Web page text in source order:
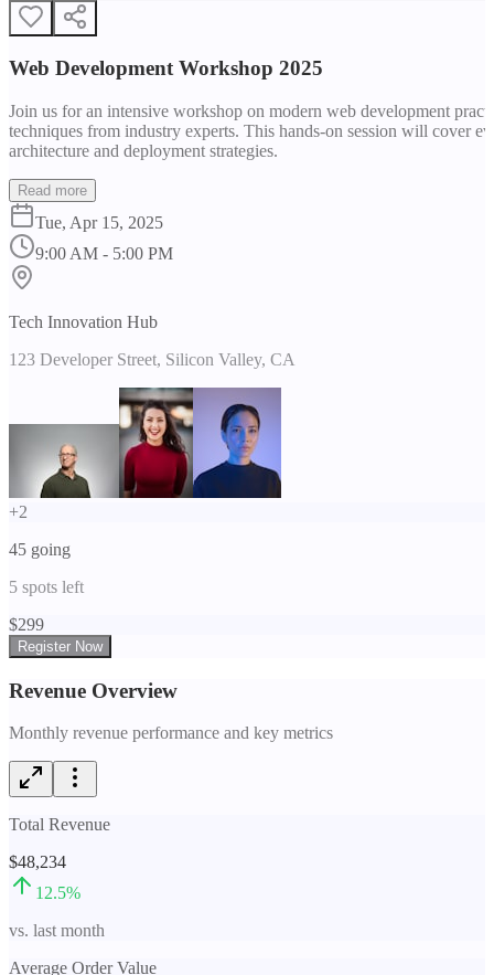
Web Development Workshop 2025
Join us for an intensive workshop on modern web development
techniques from industry experts. This hands-on session will cover
architecture and deployment strategies.
Read more
Tue, Apr 15, 2025
9:00 AM - 5:00 PM
Tech Innovation Hub
123 Developer Street, Silicon Valley, CA
+2
45 going
5 spots left
$299
Register Now
Revenue Overview
Monthly revenue performance and key metrics
Total Revenue
$48,234
12.5%
vs. last month
Average Order Value